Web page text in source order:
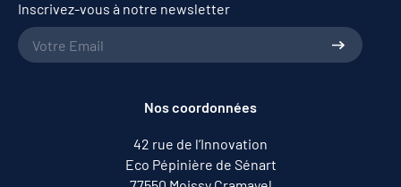
Inscrivez-vous à notre newsletter
Nos coordonnées
42 rue de l’Innovation
Eco Pépinière de Sénart